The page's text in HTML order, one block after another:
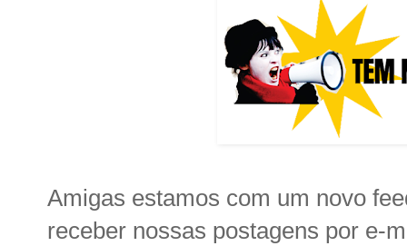
Amigas estamos com um novo
receber nossas postagens por e-